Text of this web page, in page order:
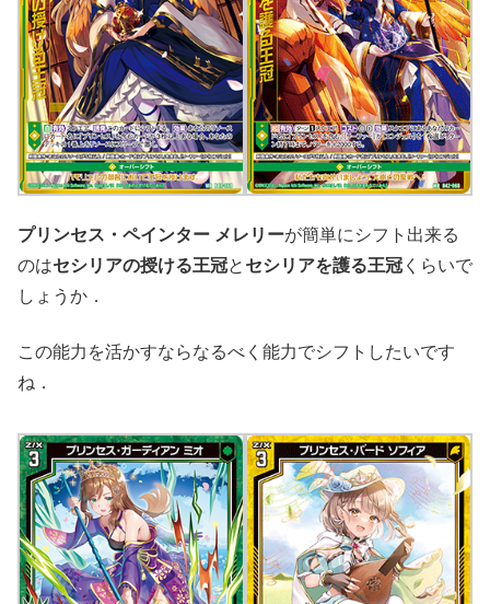
プリンセス・ペインター メレリーが簡単にシフト出来る
のはセシリアの授ける王冠と セシリアを護る王冠 くらいで
しょうか．
この能力を活かすならなるべく能力でシフトしたいです
ね．